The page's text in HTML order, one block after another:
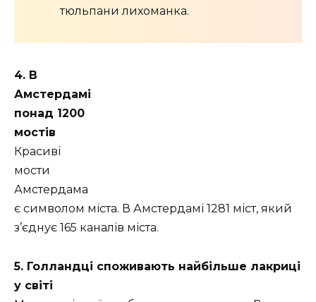
тюльпани лихоманка.
4. В
Амстердамі
понад 1200
мостів
Красиві
мости
Амстердама
є символом міста. В Амстердамі 1281 міст, який
з’єднує 165 каналів міста.
5. Голландці споживають найбільше лакриці
у світі